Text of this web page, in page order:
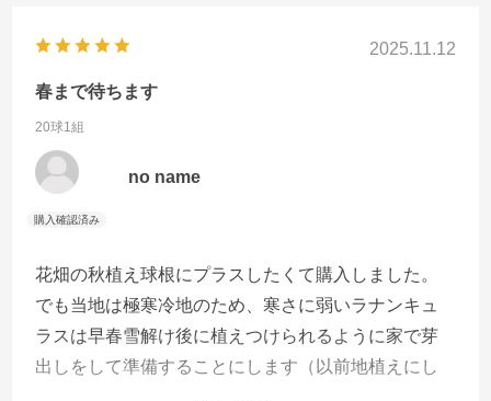
2025.11.12
春まで待ちます
20球1組
no name
花畑の秋植え球根にプラスしたくて購入しました。
でも当地は極寒冷地のため、寒さに弱いラナンキュ
ラスは早春雪解け後に植えつけられるように家で芽
出しをして準備することにします（以前地植えにし